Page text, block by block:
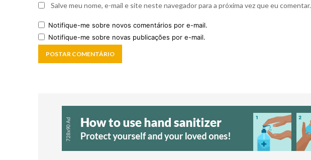
Salve meu nome, e-mail e site neste navegador para a próxima vez que eu comentar.
Notifique-me sobre novos comentários por e-mail.
Notifique-me sobre novas publicações por e-mail.